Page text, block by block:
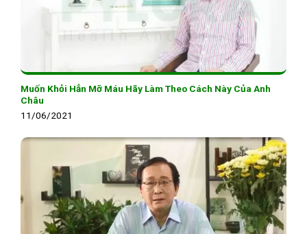
Muốn Khỏi Hẳn Mỡ Máu Hãy Làm Theo Cách Này Của Anh
Châu
11/06/2021